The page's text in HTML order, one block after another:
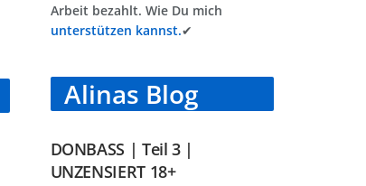
Arbeit bezahlt. Wie Du mich
unterstützen kannst.✔
Alinas Blog
DONBASS | Teil 3 |
UNZENSIERT 18+